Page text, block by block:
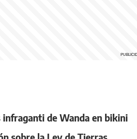
de Wanda en bikini